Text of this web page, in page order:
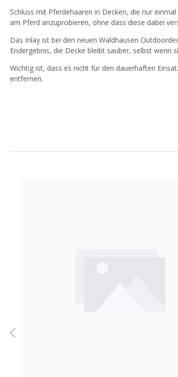
Schluss mit Pferdehaaren in Decken, die nur
am Pferd anzuprobieren, ohne dass diese dabei
Das Inlay ist bei den neuen Waldhausen
Endergebnis, die Decke bleibt sauber, selbst wenn
Wichtig ist, dass es nicht für den dauerhaften
entfernen.